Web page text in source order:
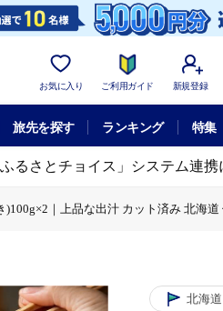
お気に入り ご利用ガイド 新規登録
旅先を探す ランキング 特集
ふるさとチョイス」システム連携
｜上品な出汁 カット済み 北海
北海道